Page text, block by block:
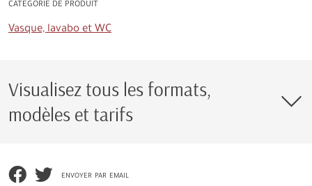
CATÉGORIE DE PRODUIT
Vasque, lavabo et WC
Visualisez tous les formats,
modèles et tarifs
envoyer par email